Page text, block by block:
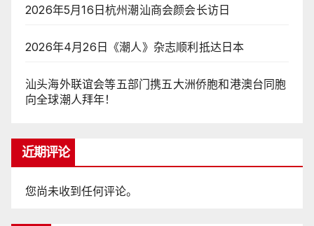
2026年5月16日杭州潮汕商会颜会长访日
2026年4月26日《潮人》杂志顺利抵达日本
汕头海外联谊会等五部门携五大洲侨胞和港澳台同胞
向全球潮人拜年！
近期评论
您尚未收到任何评论。